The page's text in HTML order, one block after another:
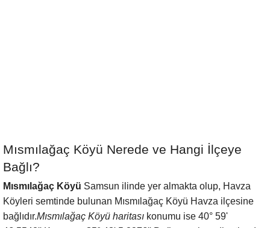
Mısmılağaç Köyü Nerede ve Hangi İlçeye
Bağlı?
Mısmılağaç Köyü Samsun ilinde yer almakta olup, Havza
Köyleri semtinde bulunan Mısmılağaç Köyü Havza ilçesine
bağlıdır.Mısmılağaç Köyü haritası konumu ise 40° 59'